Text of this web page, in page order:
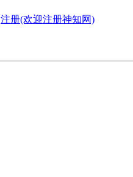
注册(欢迎注册神知网)